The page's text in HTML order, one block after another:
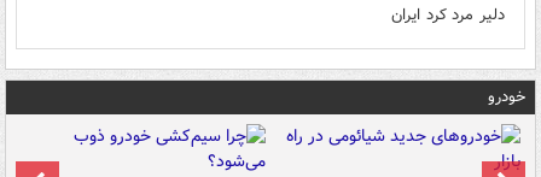
دلیر مرد کرد ایران
خودرو